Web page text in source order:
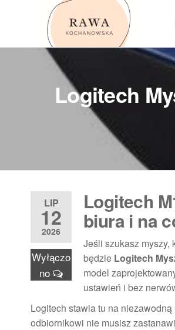
Logitech
LIP
12
2026
Wyłączo
no
Logitech
biura i na
Jeśli szukasz myszy,
będzie Logitech
model
ustawień i bez
Logitech stawia tu na niezawodną
odbiornikowi nie musisz